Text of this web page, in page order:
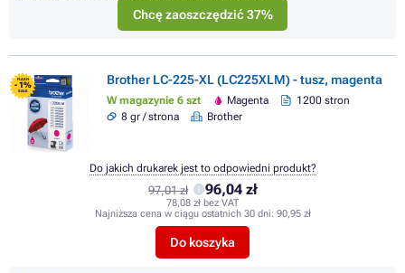
Chcę zaoszczędzić 37%
FLASH
- 1%
SALE
Brother LC-225-XL (LC225XLM) - tusz, magenta
W magazynie 6 szt Magenta
1200 stron
8 gr / strona
Brother
97,01 zł 96,04 zł
78,08 zł bez VAT
Najniższa cena w ciągu ostatnich 30 dni: 90,95 zł
Do koszyka
Do jakich drukarek jest to odpowiedni produkt?